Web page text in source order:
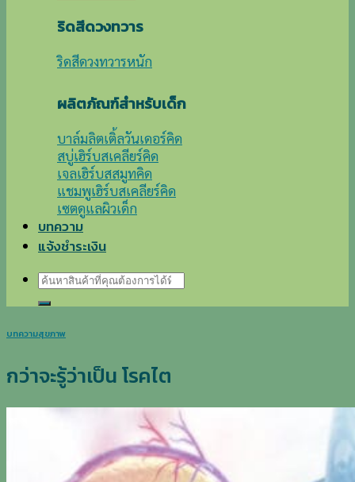
ริดสีดวงทวาร
ริดสีดวงทวารหนัก
ผลิตภัณฑ์สำหรับเด็ก
บาล์มลิตเติ้ลวันเดอร์คิด
สบู่เฮิร์บสเคลียร์คิด
เจลเฮิร์บสสมูทคิด
แชมพูเฮิร์บสเคลียร์คิด
เซตดูแลผิวเด็ก
บทความ
แจ้งชำระเงิน
ค้นหา:
บทความสุขภาพ
กว่าจะรู้ว่าเป็น โรคไต